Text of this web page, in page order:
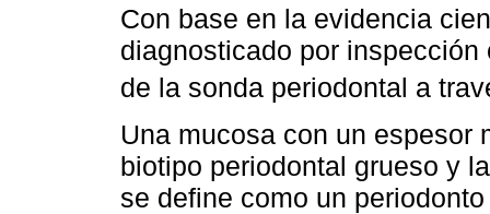
Con base en la evidencia
diagnosticado por
de la sonda periodontal a
Una mucosa con un espesor
biotipo periodontal grueso y
se define como un